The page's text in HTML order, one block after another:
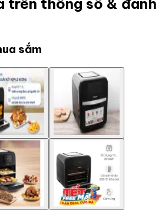
trên thông số & đánh
sắm